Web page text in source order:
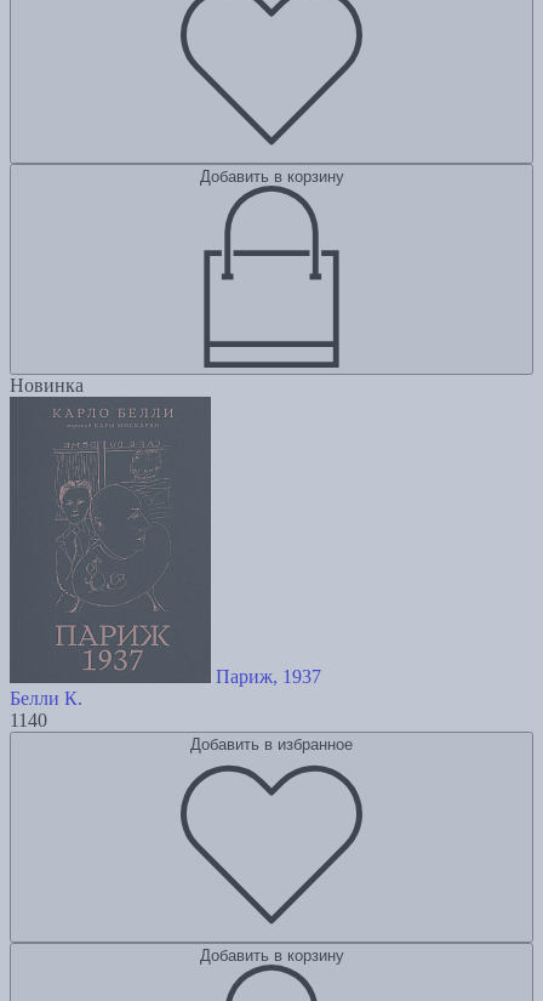
Добавить в корзину
Новинка
Париж, 1937
Белли К.
1140
Добавить в избранное
Добавить в корзину